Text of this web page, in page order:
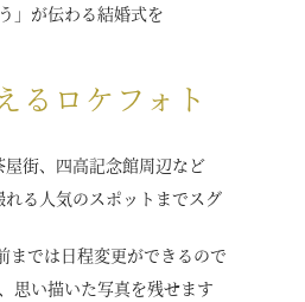
」が伝わる結婚式を
るロケフォト
街、四高記念館周辺など
る人気のスポットまでスグ
までは日程変更ができるので
思い描いた写真を残せます